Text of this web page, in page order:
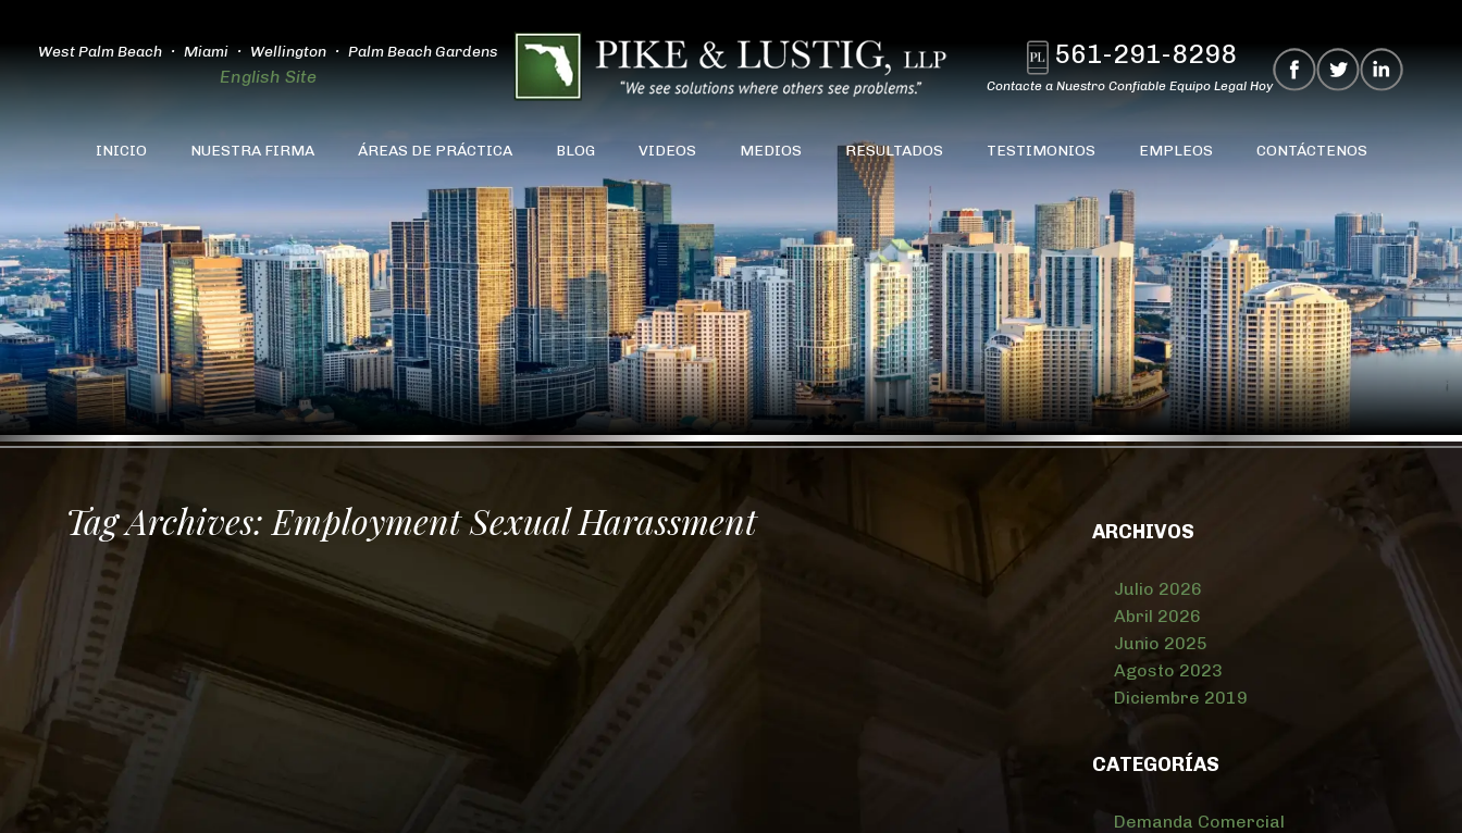
West Palm Beach Miami Wellington Palm Beach Gardens
English Site
561-291-8298
Contacte a Nuestro Confiable Equipo Legal Hoy
INICIO NUESTRA FIRMA ÁREAS DE PRÁCTICA BLOG VIDEOS MEDIOS RESULTADOS TESTIMONIOS EMPLEOS CONTÁCTENOS
Tag Archives: Employment Sexual Harassment ARCHIVOS
Julio 2026
Abril 2026
Junio 2025
Agosto 2023
Diciembre 2019
CATEGORÍAS
Demanda Comercial